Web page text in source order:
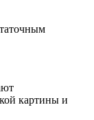
картины и